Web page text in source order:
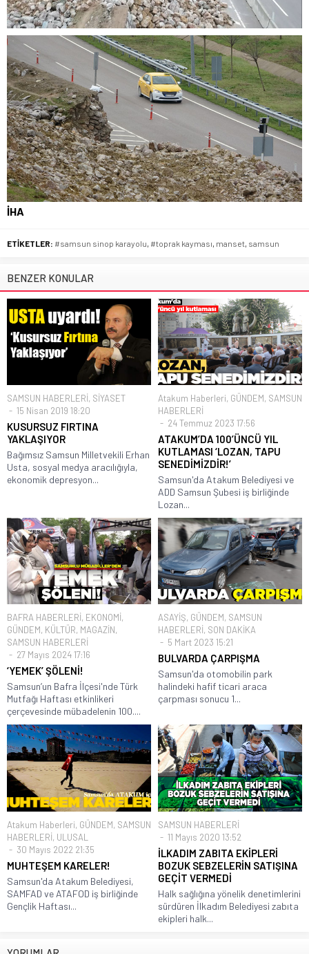
İHA
ETİKETLER: #samsun sinop karayolu #toprak kayması manset samsun
BENZER KONULAR
SAMSUN HABERLERİ, SİYASET
15 Nisan 2019 18:20
KUSURSUZ FIRTINA
YAKLAŞIYOR
Bağımsız Samsun Milletvekili Erhan
Usta, sosyal medya aracılığıyla,
ekonomik depresyon...
Atakum Haberleri, GÜNDEM, SAMSUN
HABERLERİ
24 Temmuz 2023 17:56
ATAKUM’DA 100’ÜNCÜ YIL
KUTLAMASI ‘LOZAN, TAPU
SENEDİMİZDİR!’
Samsun'da Atakum Belediyesi ve
ADD Samsun Şubesi iş birliğinde
Lozan...
BAFRA HABERLERİ, EKONOMİ,
GÜNDEM, KÜLTÜR, MAGAZİN,
SAMSUN HABERLERİ
27 Mayıs 2024 17:16
‘YEMEK’ ŞÖLENİ!
Samsun’un Bafra İlçesi'nde Türk
Mutfağı Haftası etkinlikeri
çerçevesinde mübadelenin 100....
ASAYİŞ, GÜNDEM, SAMSUN
HABERLERİ, SON DAKİKA
5 Mart 2023 15:21
BULVARDA ÇARPIŞMA
Samsun'da otomobilin park
halindeki hafif ticari araca
çarpması sonucu 1...
Atakum Haberleri, GÜNDEM, SAMSUN
HABERLERİ, ULUSAL
30 Mayıs 2022 21:35
MUHTEŞEM KARELER!
Samsun'da Atakum Belediyesi,
SAMFAD ve ATAFOD iş birliğinde
Gençlik Haftası...
SAMSUN HABERLERİ
11 Mayıs 2020 13:52
İLKADIM ZABITA EKİPLERİ
BOZUK SEBZELERİN SATIŞINA
GEÇİT VERMEDİ
Halk sağlığına yönelik denetimlerini
sürdüren İlkadım Belediyesi zabıta
ekipleri halk...